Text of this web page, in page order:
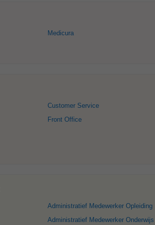
Medicura
Customer Service
Front Office
Administratief Medewerker Opleiding
Administratief Medewerker Onderwijs